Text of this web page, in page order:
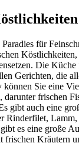
für
Köstlichkeiten,
Die
Gerichten, die
können Sie eine
darunter frischen
gibt auch eine
Rinderfilet,
es eine große
frischen Kräutern